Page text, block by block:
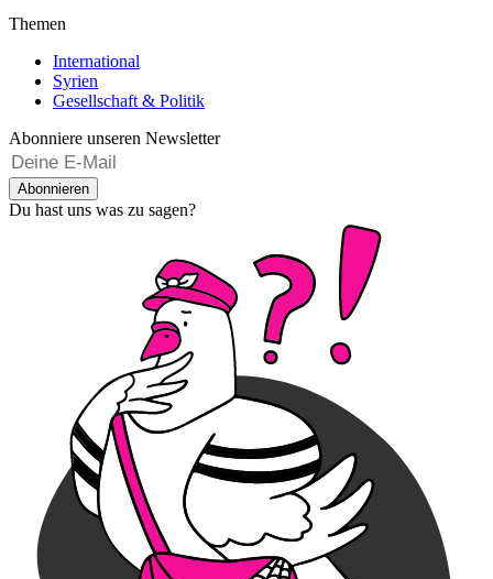
Themen
International
Syrien
Gesellschaft & Politik
Abonniere unseren Newsletter
Abonnieren
Du hast uns was zu sagen?